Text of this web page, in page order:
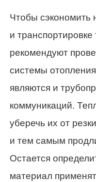
Чтобы сэкономить
и транспортировке
рекомендуют
системы
являются и
коммуникаций.
уберечь их от
и тем самым
Остается
материал